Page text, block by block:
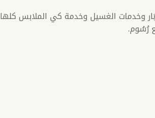
وخدمات الغسيل وخدمة كي الملابس كلها
رُسُوم.